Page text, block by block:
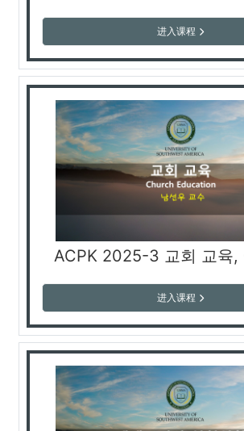
进入课程
进入课程